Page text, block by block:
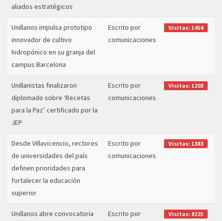
aliados estratégicos
Unillanos impulsa prototipo
innovador de cultivo
hidropónico en su granja del
campus Barcelona
Escrito por
comunicaciones
Visitas: 1454
Unillanistas finalizaron
diplomado sobre ‘Recetas
para la Paz’ certificado por la
JEP
Escrito por
comunicaciones
Visitas: 1203
Desde Villavicencio, rectores
de universidades del país
definen prioridades para
fortalecer la educación
superior
Escrito por
comunicaciones
Visitas: 1383
Unillanos abre convocatoria
Escrito por
Visitas: 8225